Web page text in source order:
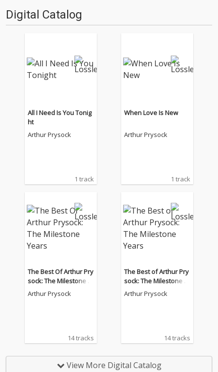
Digital Catalog
All I Need Is You Tonig
ht
Arthur Prysock
1 track
When Love Is New
Arthur Prysock
1 track
The Best Of Arthur Pry
sock: The Milestone Y
ears
Arthur Prysock
14 tracks
The Best of Arthur Pry
sock: The Milestone Y
ears
Arthur Prysock
14 tracks
View More Digital Catalog